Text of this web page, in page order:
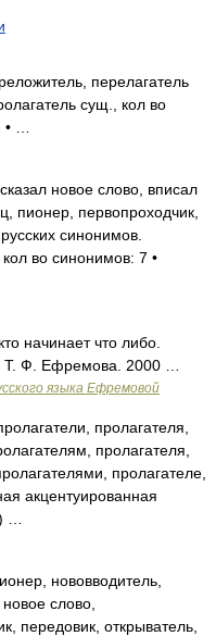
перелагатель
сущ., кол во
…
новое слово, вписал
пионер, первопроходчик,
синонимов.
во синонимов: 7 •
начинает что либо.
Т. Ф. Ефремова. 2000 …
языка Ефремовой
пролагателя,
пролагателя,
пролагателе,
акцентуированная
…
нововводитель,
слово,
передовик, открыватель,